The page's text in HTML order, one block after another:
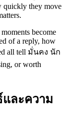
quickly they move
become
of a reply, how
all tell มั่นคง นัก
or worth
ละความ